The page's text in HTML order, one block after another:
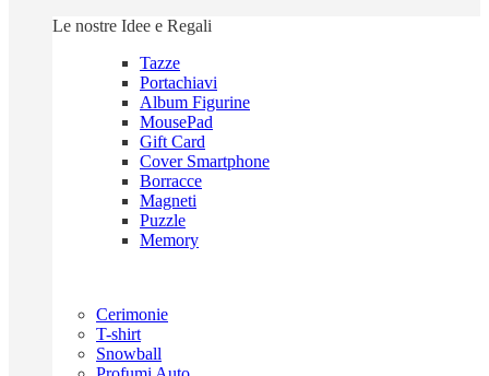
Le nostre Idee e Regali
Tazze
Portachiavi
Album Figurine
MousePad
Gift Card
Cover Smartphone
Borracce
Magneti
Puzzle
Memory
Cerimonie
T-shirt
Snowball